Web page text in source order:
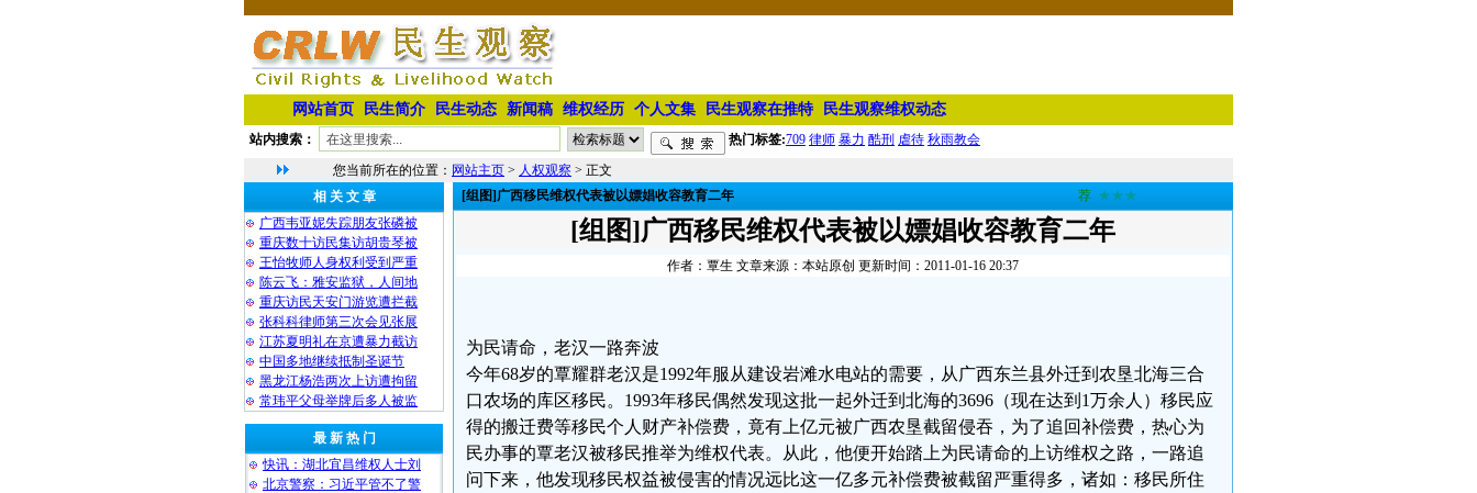
网站首页 民生简介 民生动态 新闻稿 维权经历 个人文集 民生观察在推特 民生观察维权动态
站内搜索： 热门标签:709 律师 暴力 酷刑 虐待 秋雨教会
您当前所在的位置： 网站主页 > 人权观察 > 正文
相 关 文 章
广西韦亚妮失踪朋友张磷被
重庆数十访民集访胡贵琴被
王怡牧师人身权利受到严重
陈云飞：雅安监狱，人间地
重庆访民天安门游览遭拦截
张科科律师第三次会见张展
江苏夏明礼在京遭暴力截访
中国多地继续抵制圣诞节
黑龙江杨浩两次上访遭拘留
常玮平父母举牌后多人被监
最 新 热 门
快讯：湖北宜昌维权人士刘
北京警察：习近平管不了警
[组图]广西移民维权代表被以嫖娼收容教育二年 荐 ★★★
[组图]广西移民维权代表被以嫖娼收容教育二年
作者：覃生 文章来源：本站原创 更新时间：2011-01-16 20:37
为民请命，老汉一路奔波
今年68岁的覃耀群老汉是1992年服从建设岩滩水电站的需要，从广西东兰县外迁到农垦北海三合
口农场的库区移民。1993年移民偶然发现这批一起外迁到北海的3696（现在达到1万余人）移民应
得的搬迁费等移民个人财产补偿费，竟有上亿元被广西农垦截留侵吞，为了追回补偿费，热心为
民办事的覃老汉被移民推举为维权代表。从此，他便开始踏上为民请命的上访维权之路，一路追
问下来，他发现移民权益被侵害的情况远比这一亿多元补偿费被截留严重得多，诸如：移民所住